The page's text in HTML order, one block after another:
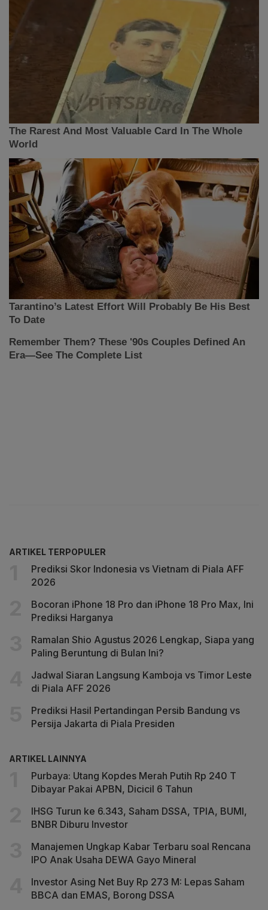
ARTIKEL TERPOPULER
Prediksi Skor Indonesia vs Vietnam di Piala AFF
2026
Bocoran iPhone 18 Pro dan iPhone 18 Pro Max, Ini
Prediksi Harganya
Ramalan Shio Agustus 2026 Lengkap, Siapa yang
Paling Beruntung di Bulan Ini?
Jadwal Siaran Langsung Kamboja vs Timor Leste
di Piala AFF 2026
Prediksi Hasil Pertandingan Persib Bandung vs
Persija Jakarta di Piala Presiden
ARTIKEL LAINNYA
Purbaya: Utang Kopdes Merah Putih Rp 240 T
Dibayar Pakai APBN, Dicicil 6 Tahun
IHSG Turun ke 6.343, Saham DSSA, TPIA, BUMI,
BNBR Diburu Investor
Manajemen Ungkap Kabar Terbaru soal Rencana
IPO Anak Usaha DEWA Gayo Mineral
Investor Asing Net Buy Rp 273 M: Lepas Saham
BBCA dan EMAS, Borong DSSA